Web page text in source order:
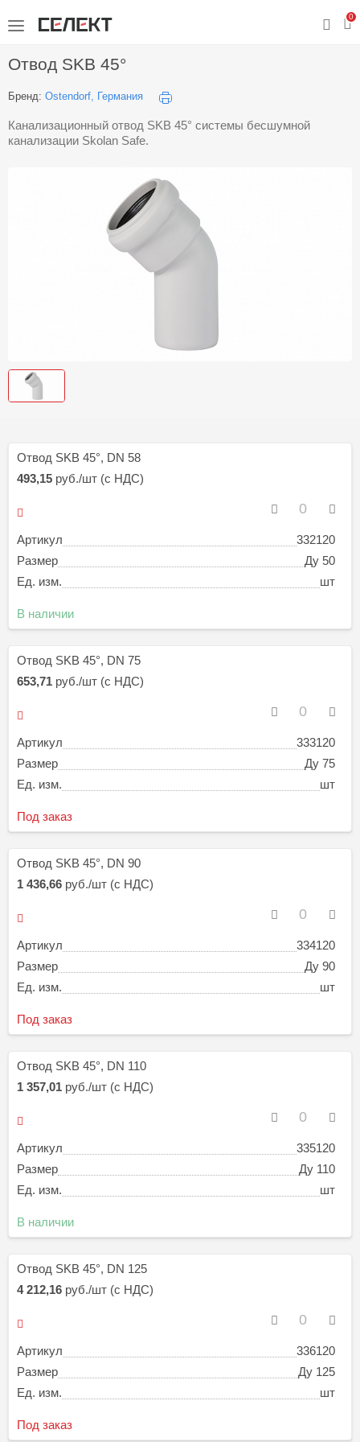
0
Отвод SKB 45°
Бренд: Ostendorf, Германия
Канализационный отвод SKB 45° системы бесшумной
канализации Skolan Safe.
Отвод SKB 45°, DN 58
Артикул
332120
Размер
Ду 50
Ед. изм.
шт
493,15 руб./шт (с НДС)
В наличии
Отвод SKB 45°, DN 75
Артикул
333120
Размер
Ду 75
Ед. изм.
шт
653,71 руб./шт (с НДС)
Под заказ
Отвод SKB 45°, DN 90
Артикул
334120
Размер
Ду 90
Ед. изм.
шт
1 436,66 руб./шт (с НДС)
Под заказ
Отвод SKB 45°, DN 110
Артикул
335120
Размер
Ду 110
Ед. изм.
шт
1 357,01 руб./шт (с НДС)
В наличии
Отвод SKB 45°, DN 125
Артикул
336120
Размер
Ду 125
Ед. изм.
шт
4 212,16 руб./шт (с НДС)
Под заказ